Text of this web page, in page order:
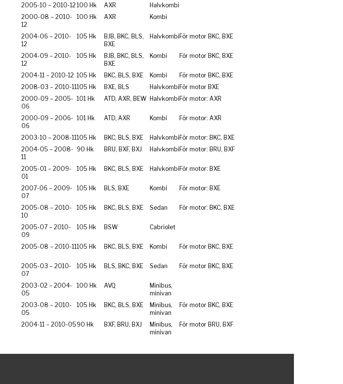
2005-10 – 2010-12 100 Hk AXR
Halvkombi
2000-08 – 2010-
12
100 Hk AXR Kombi
2004-06 – 2010-
12
105 Hk
BJB, BKC, BLS,
BXE
Halvkombi För motor BKC, BXE
2004-09 – 2010-
12
105 Hk
BJB, BKC, BLS,
BXE
Kombi För motor BKC, BXE
2004-11 – 2010-12 105 Hk BKC, BLS, BXE Kombi
För motor BKC, BXE
2008-03 – 2010-11 105 Hk BXE, BLS Halvkombi För motor BXE
2000-09 – 2005-
06
101 Hk ATD, AXR, BEW Halvkombi För motor: AXR
2000-09 – 2006-
06
101 Hk ATD, AXR Kombi För motor: AXR
2003-10 – 2008-11 105 Hk BKC, BLS, BXE Halvkombi För motor: BKC, BXE
2004-05 – 2008-
11
90 Hk BRU, BXF, BXJ Halvkombi För motor: BRU, BXF
2005-01 – 2009-
01
105 Hk BKC, BLS, BXE Halvkombi För motor: BXE
2007-06 – 2009-
07
105 Hk BLS, BXE Kombi För motor: BXE
2005-08 – 2010-
10
105 Hk BKC, BLS, BXE Sedan För motor: BKC, BXE
2005-07 – 2010-
09
105 Hk BSW Cabriolet
2005-08 – 2010-11 105 Hk BKC, BLS, BXE Kombi För motor BKC, BXE
2005-03 – 2010-
07
105 Hk BLS, BKC, BXE Sedan För motor BKC, BXE
2003-02 – 2004-
05
100 Hk AVQ
Minibus,
minivan
2003-08 – 2010-
05
105 Hk BKC, BLS, BXE
Minibus,
minivan
För motor BKC, BXE
2004-11 – 2010-05 90 Hk BXF, BRU, BXJ
Minibus,
minivan
För motor BRU, BXF